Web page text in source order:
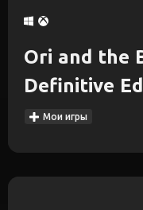
Ori and the
Definitive
Мои игры